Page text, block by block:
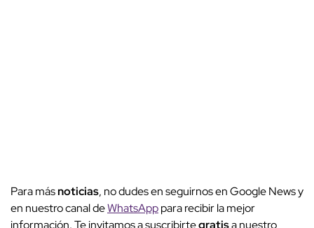
Para másnoticias, no dudes en seguirnos en Google News y
en nuestro canal deWhatsApppara recibir la mejor
información. Te invitamos a suscribirtegratisa nuestro